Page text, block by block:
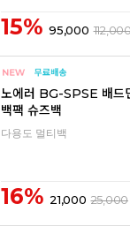
15% 95,000
노에러 BG-SPSE 배드
백팩 슈즈백
다용도 멀티백
16% 21,000 25,000